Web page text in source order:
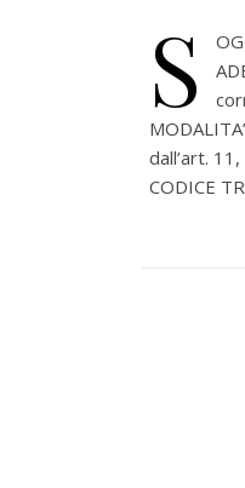
S
dall’art.
CODICE